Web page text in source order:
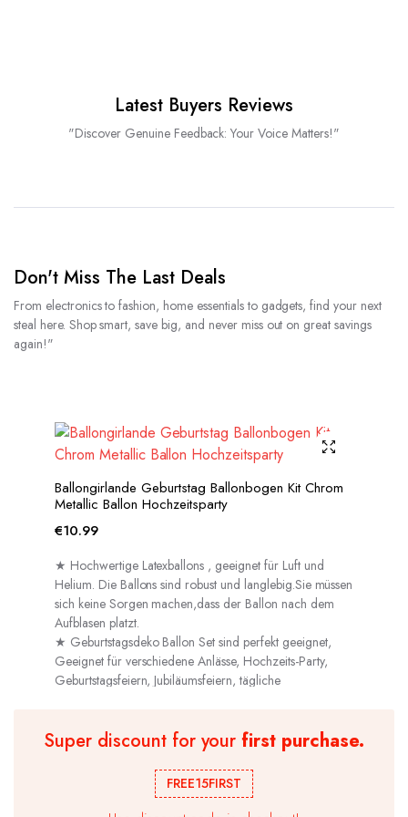
Latest Buyers Reviews
"Discover Genuine Feedback: Your Voice Matters!"
Don't Miss The Last Deals
From electronics to fashion, home essentials to gadgets, find your next
steal here. Shop smart, save big, and never miss out on great savings
again!"
Ballongirlande Geburtstag Ballonbogen Kit Chrom
Metallic Ballon Hochzeitsparty
€10.99
★ Hochwertige Latexballons , geeignet für Luft und
Helium. Die Ballons sind robust und langlebig.Sie müssen
sich keine Sorgen machen,dass der Ballon nach dem
Aufblasen platzt.
★ Geburtstagsdeko Ballon Set sind perfekt geeignet,
Geeignet für verschiedene Anlässe, Hochzeits-Party,
Geburtstagsfeiern, Jubiläumsfeiern, tägliche
Super discount for yourfirst purchase.
FREE15FIRST